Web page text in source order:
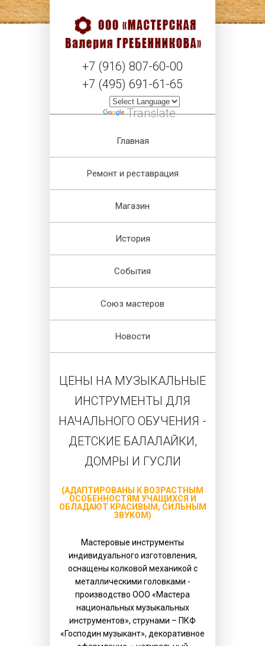
+7 (916) 807-60-00
+7 (495) 691-61-65
Translate
Главная
Ремонт и реставрация
Магазин
История
События
Союз мастеров
Новости
ЦЕНЫ НА МУЗЫКАЛЬНЫЕ
ИНСТРУМЕНТЫ ДЛЯ
НАЧАЛЬНОГО ОБУЧЕНИЯ -
ДЕТСКИЕ БАЛАЛАЙКИ,
ДОМРЫ И ГУСЛИ
(АДАПТИРОВАНЫ К ВОЗРАСТНЫМ
ОСОБЕННОСТЯМ УЧАЩИХСЯ И
ОБЛАДАЮТ КРАСИВЫМ, СИЛЬНЫМ
ЗВУКОМ)
Мастеровые инструменты
индивидуального изготовления,
оснащены колковой механикой с
металлическими головками -
производство ООО «Мастера
национальных музыкальных
инструментов», струнами – ПКФ
«Господин музыкант», декоративное